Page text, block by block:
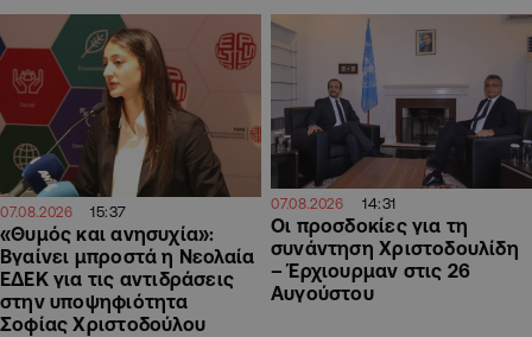
07.08.2026 15:37
«Θυμός και ανησυχία»:
Βγαίνει μπροστά η Νεολαία
ΕΔΕΚ για τις αντιδράσεις
στην υποψηφιότητα
Σοφίας Χριστοδούλου
07.08.2026 14:31
Οι προσδοκίες για τη
συνάντηση Χριστοδουλίδη
– Έρχιουρμαν στις 26
Αυγούστου